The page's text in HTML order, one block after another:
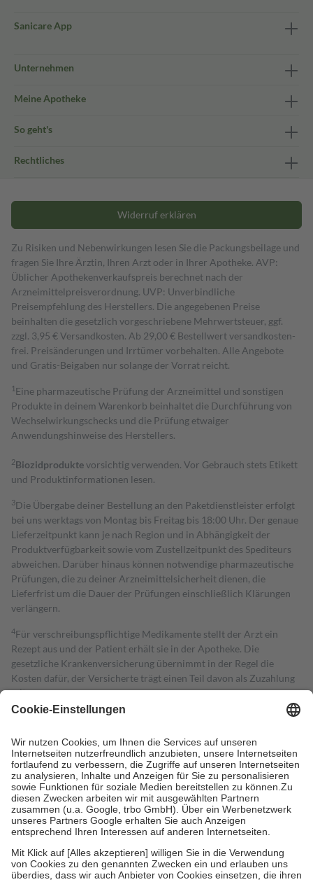
Sanicare App
Unternehmen
Meine Apotheke
So geht's
Rechtliches
Widerruf erklären
Zu Risiken und Nebenwirkungen lesen Sie die Packungsbeilage und
fragen Sie Ihre Ärztin, Ihren Arzt oder in Ihrer Apotheke. AVP:
Üblicher Apothekenverkaufspreis berechnet nach der
Arzneimittelpreisverordnung. UVP: Unverbindliche
Preisempfehlung des Herstellers. Die angegebenen Preise
beinhalten die gesetzlich vorgeschriebene Mehrwertsteuer, ggf.
zzgl. 3,95 € Versandkosten. Ab 29,00 € Bestell­wert versand­kosten­
frei. Preisänderungen und Irrtümer vorbehalten. Alle Angebote
und Gratis-Beigaben nur solange der Vorrat reicht.
1 Eine pharmazeutische Prüfung der Arzneimittel und sonstigen
Produkte in deinem Warenkorb beinhaltet die Durchführung von
Wechselwirkungschecks und die Prüfung etwaiger
Anwendungshinweise des Herstellers.
2Biozidproduktevorsichtig verwenden. Vor Gebrauch stets Etikett
und Produktinformationen lesen.
3Die Übergabe deiner Bestellung an den Paketdienstleister erfolgt
bei uns werktags von Montag bis Freitag bis 18:00 Uhr. Der genaue
Lieferzeitpunkt kann je nach Region und in Abhängigkeit der
Produktverfügbarkeit sowie vom Zustellzeitpunkt des Spediteurs
abweichen. Darüber hinaus können notwendige pharmazeutische
Prüfungen, die zu deiner Arzneimittelsicherheit dienen, die
Lieferfrist um die Dauer der Prüfungen einschließlich Klärungen
verlängern.
4Für verschreibungspflichtige Medikamente stellt der Arzt ein
Rezept aus und der Patient erhält sie in der Apotheke. Die
gesetzliche Krankenversicherung übernimmt in der Regel die
Kosten dafür, der Versicherte trägt einen Teil davon als Zuzahlung
mit.
Grundsätzlich leisten Mitglieder Zuzahlungen in Höhe von zehn
höchstens zehn Euro.
Es sind jedoch nie mehr als die tatsächlichen
Kosten der Leistung zu entrichten.
Diese Regeln gelten grundsätzlich auch für Online-Apotheken.
Bei Heilmitteln und häuslicher Krankenpflege beträgt die
Zuzahlung zehn Prozent der Kosten sowie zehn Euro je
Verordnung.
Um das Engagement der Versicherten für ihre eigene Gesundheit zu
stärken und die besondere Stellung der Familie zu unterstützen,
fallenkeine Zuzahlungenan bei:
• Kindern und Jugendlichen bis zum vollendeten 18. Lebensjahr